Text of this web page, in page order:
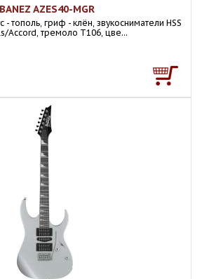
AZES40-MGR
- тополь, гриф - клён, звукосниматели HSS
Accord, тремоло T106, цве...